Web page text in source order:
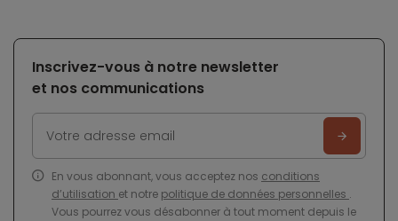
Inscrivez-vous à notre newsletter
et nos communications
En vous abonnant, vous acceptez nos conditions
d’utilisation et notre politique de données personnelles .
Vous pourrez vous désabonner à tout moment depuis le